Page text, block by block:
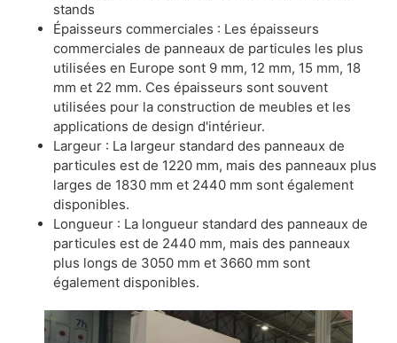
stands
Épaisseurs commerciales : Les épaisseurs
commerciales de panneaux de particules les plus
utilisées en Europe sont 9 mm, 12 mm, 15 mm, 18
mm et 22 mm. Ces épaisseurs sont souvent
utilisées pour la construction de meubles et les
applications de design d'intérieur.
Largeur : La largeur standard des panneaux de
particules est de 1220 mm, mais des panneaux plus
larges de 1830 mm et 2440 mm sont également
disponibles.
Longueur : La longueur standard des panneaux de
particules est de 2440 mm, mais des panneaux
plus longs de 3050 mm et 3660 mm sont
également disponibles.